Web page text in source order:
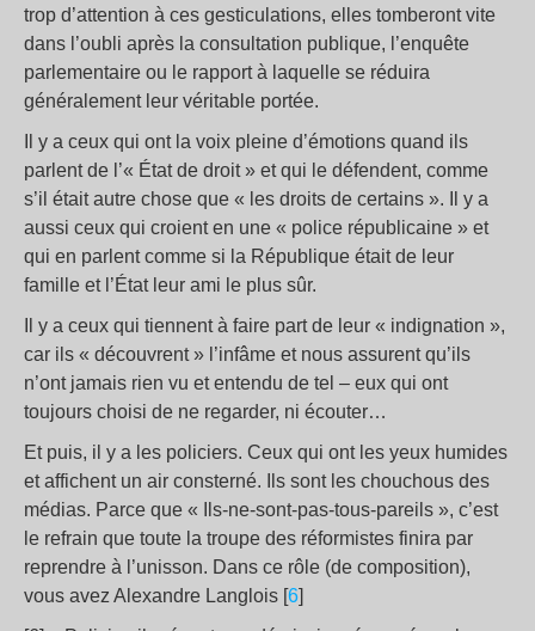
trop d’attention à ces gesticulations, elles tomberont vite
dans l’oubli après la consultation publique, l’enquête
parlementaire ou le rapport à laquelle se réduira
généralement leur véritable portée.
Il y a ceux qui ont la voix pleine d’émotions quand ils
parlent de l’« État de droit » et qui le défendent, comme
s’il était autre chose que « les droits de certains ». Il y a
aussi ceux qui croient en une « police républicaine » et
qui en parlent comme si la République était de leur
famille et l’État leur ami le plus sûr.
Il y a ceux qui tiennent à faire part de leur « indignation »,
car ils « découvrent » l’infâme et nous assurent qu’ils
n’ont jamais rien vu et entendu de tel – eux qui ont
toujours choisi de ne regarder, ni écouter…
Et puis, il y a les policiers. Ceux qui ont les yeux humides
et affichent un air consterné. Ils sont les chouchous des
médias. Parce que « Ils-ne-sont-pas-tous-pareils », c’est
le refrain que toute la troupe des réformistes finira par
reprendre à l’unisson. Dans ce rôle (de composition),
vous avez Alexandre Langlois [6]